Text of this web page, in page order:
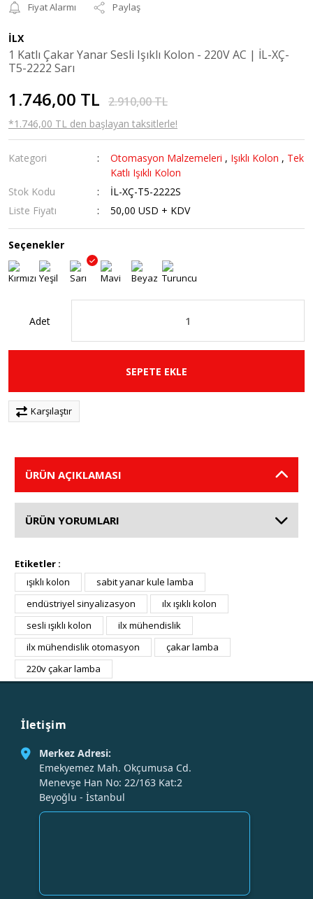
Fiyat Alarmı
Paylaş
İLX
1 Katlı Çakar Yanar Sesli Işıklı Kolon - 220V AC | İL-XÇ-
T5-2222 Sarı
1.746,00 TL 2.910,00 TL
*1.746,00 TL den başlayan taksitlerle!
Kategori Otomasyon Malzemeleri , Işıklı Kolon , Tek
Katlı Işıklı Kolon
Stok Kodu
İL-XÇ-T5-2222S
Liste Fiyatı
50,00 USD + KDV
Seçenekler
Adet
SEPETE EKLE
Karşılaştır
ÜRÜN AÇIKLAMASI
ÜRÜN YORUMLARI
Etiketler :
ışıklı kolon
sabit yanar kule lamba
endüstriyel sinyalizasyon
ılx ışıklı kolon
sesli ışıklı kolon
ilx mühendislik
ilx mühendislik otomasyon
çakar lamba
220v çakar lamba
İletişim
Merkez Adresi:
Emekyemez Mah. Okçumusa Cd.
Menevşe Han No: 22/163 Kat:2
Beyoğlu - İstanbul